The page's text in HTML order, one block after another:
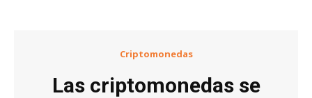
Criptomonedas
Las criptomonedas se